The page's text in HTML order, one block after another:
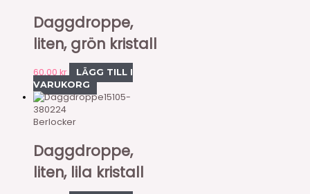
Daggdroppe,
liten, grön kristall
60,00 kr
LÄGG TILL I
VARUKORG
15105-
380224
Berlocker
Daggdroppe,
liten, lila kristall